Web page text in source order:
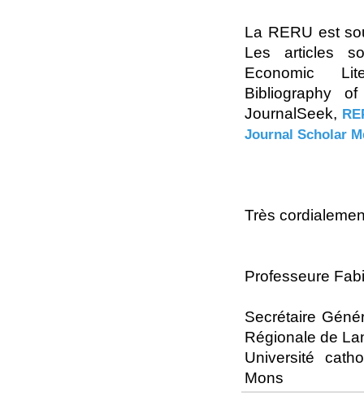
La RERU est
Les articles
Economic
Bibliography
JournalSeek,
Journal Scholar
Très
Professeure
Secrétaire
Régionale de
Université
Mons